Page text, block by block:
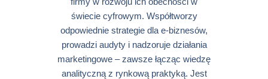
świecie cyfrowym. Współtworzy
odpowiednie strategie dla e-biznesów,
prowadzi audyty i nadzoruje działania
marketingowe – zawsze łącząc wiedzę
analityczną z rynkową praktyką. Jest